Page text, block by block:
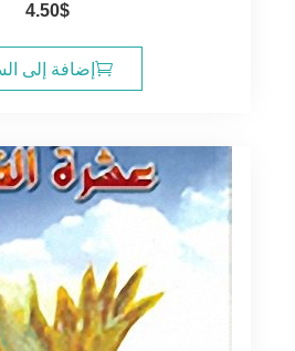
4.50$
إضافة إلى